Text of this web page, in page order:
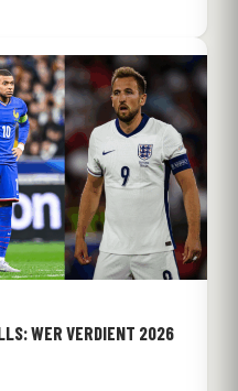
WER VERDIENT 2026 A